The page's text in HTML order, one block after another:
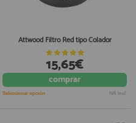
Attwood Filtro Red tipo Colador
15,65€
comprar
Seleccionar opción IVA incl.